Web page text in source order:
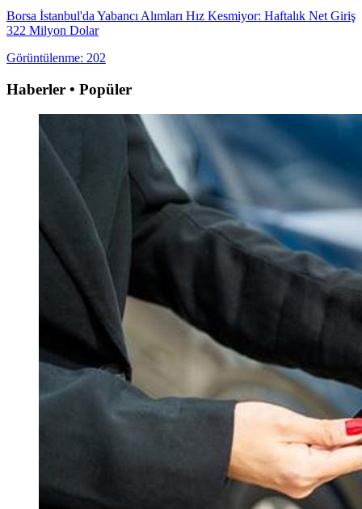
Borsa İstanbul'da Yabancı Alımları Hız Kesmiyor: Haftalık Net Giriş
322 Milyon Dolar
Görüntülenme: 202
Haberler • Popüler